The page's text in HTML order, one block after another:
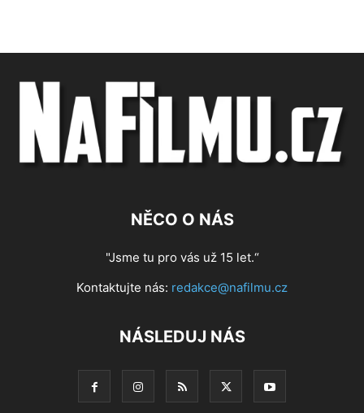
NĚCO O NÁS
"Jsme tu pro vás už 15 let.“
Kontaktujte nás: redakce@nafilmu.cz
NÁSLEDUJ NÁS